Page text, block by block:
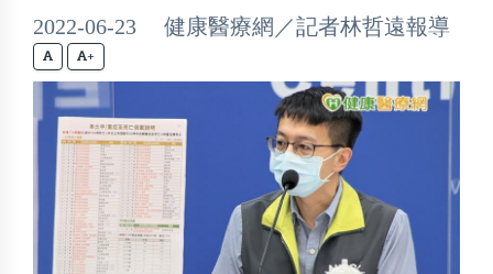
2022-06-23 健康醫療網／記者林哲遠報導
+